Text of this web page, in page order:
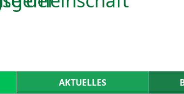
zur Startseitespringen.
AKTUELLES